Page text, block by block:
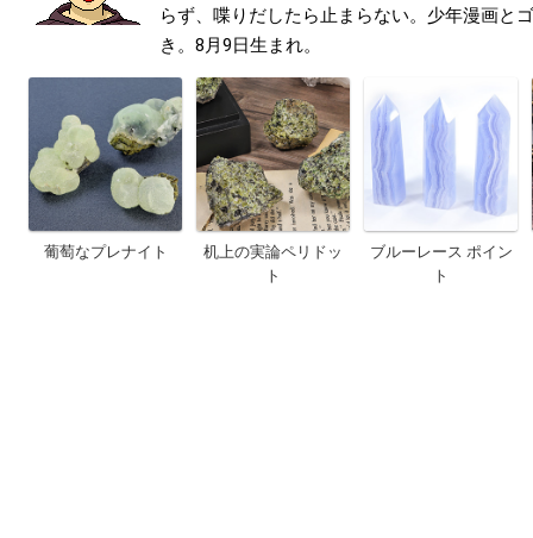
らず、喋りだしたら止まらない。少年漫画と
き。8月9日生まれ。
葡萄なプレナイト
机上の実論ペリドッ
ト
ブルーレース ポイン
ト